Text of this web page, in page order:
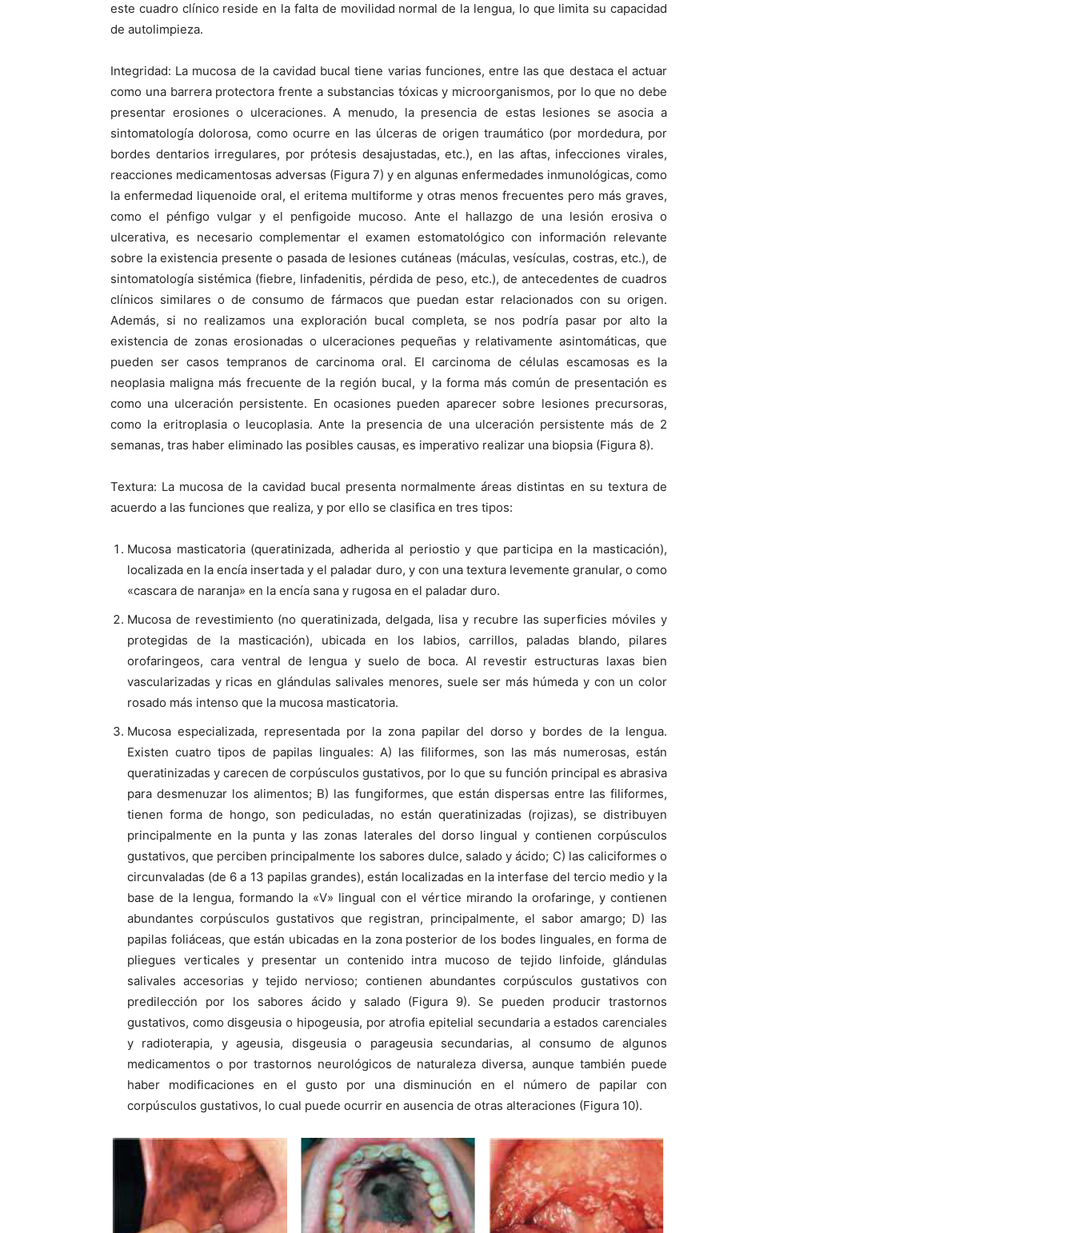
este cuadro clínico reside en la falta de movilidad normal de la lengua, lo que limita su capacidad
de autolimpieza.
Integridad: La mucosa de la cavidad bucal tiene varias funciones, entre las que destaca el actuar
como una barrera protectora frente a substancias tóxicas y microorganismos, por lo que no debe
presentar erosiones o ulceraciones. A menudo, la presencia de estas lesiones se asocia a
sintomatología dolorosa, como ocurre en las úlceras de origen traumático (por mordedura, por
bordes dentarios irregulares, por prótesis desajustadas, etc.), en las aftas, infecciones virales,
reacciones medicamentosas adversas (Figura 7) y en algunas enfermedades inmunológicas, como
la enfermedad liquenoide oral, el eritema multiforme y otras menos frecuentes pero más graves,
como el pénfigo vulgar y el penfigoide mucoso. Ante el hallazgo de una lesión erosiva o
ulcerativa, es necesario complementar el examen estomatológico con información relevante
sobre la existencia presente o pasada de lesiones cutáneas (máculas, vesículas, costras, etc.), de
sintomatología sistémica (fiebre, linfadenitis, pérdida de peso, etc.), de antecedentes de cuadros
clínicos similares o de consumo de fármacos que puedan estar relacionados con su origen.
Además, si no realizamos una exploración bucal completa, se nos podría pasar por alto la
existencia de zonas erosionadas o ulceraciones pequeñas y relativamente asintomáticas, que
pueden ser casos tempranos de carcinoma oral. El carcinoma de células escamosas es la
neoplasia maligna más frecuente de la región bucal, y la forma más común de presentación es
como una ulceración persistente. En ocasiones pueden aparecer sobre lesiones precursoras,
como la eritroplasia o leucoplasia. Ante la presencia de una ulceración persistente más de 2
semanas, tras haber eliminado las posibles causas, es imperativo realizar una biopsia (Figura 8).
Textura: La mucosa de la cavidad bucal presenta normalmente áreas distintas en su textura de
acuerdo a las funciones que realiza, y por ello se clasifica en tres tipos:
Mucosa masticatoria (queratinizada, adherida al periostio y que participa en la masticación),
localizada en la encía insertada y el paladar duro, y con una textura levemente granular, o como
«cascara de naranja» en la encía sana y rugosa en el paladar duro.
Mucosa de revestimiento (no queratinizada, delgada, lisa y recubre las superficies móviles y
protegidas de la masticación), ubicada en los labios, carrillos, paladas blando, pilares
orofaringeos, cara ventral de lengua y suelo de boca. Al revestir estructuras laxas bien
vascularizadas y ricas en glándulas salivales menores, suele ser más húmeda y con un color
rosado más intenso que la mucosa masticatoria.
Mucosa especializada, representada por la zona papilar del dorso y bordes de la lengua.
Existen cuatro tipos de papilas linguales: A) las filiformes, son las más numerosas, están
queratinizadas y carecen de corpúsculos gustativos, por lo que su función principal es abrasiva
para desmenuzar los alimentos; B) las fungiformes, que están dispersas entre las filiformes,
tienen forma de hongo, son pediculadas, no están queratinizadas (rojizas), se distribuyen
principalmente en la punta y las zonas laterales del dorso lingual y contienen corpúsculos
gustativos, que perciben principalmente los sabores dulce, salado y ácido; C) las caliciformes o
circunvaladas (de 6 a 13 papilas grandes), están localizadas en la interfase del tercio medio y la
base de la lengua, formando la «V» lingual con el vértice mirando la orofaringe, y contienen
abundantes corpúsculos gustativos que registran, principalmente, el sabor amargo; D) las
papilas foliáceas, que están ubicadas en la zona posterior de los bodes linguales, en forma de
pliegues verticales y presentar un contenido intra mucoso de tejido linfoide, glándulas
salivales accesorias y tejido nervioso; contienen abundantes corpúsculos gustativos con
predilección por los sabores ácido y salado (Figura 9). Se pueden producir trastornos
gustativos, como disgeusia o hipogeusia, por atrofia epitelial secundaria a estados carenciales
y radioterapia, y ageusia, disgeusia o parageusia secundarias, al consumo de algunos
medicamentos o por trastornos neurológicos de naturaleza diversa, aunque también puede
haber modificaciones en el gusto por una disminución en el número de papilar con
corpúsculos gustativos, lo cual puede ocurrir en ausencia de otras alteraciones (Figura 10).